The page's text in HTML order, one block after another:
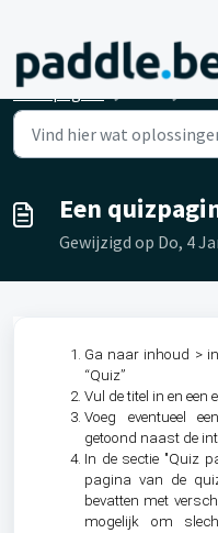
Doorgaan naar
Startpagina
Een
Gewijzigd op Do, 4
Ga naar inhoud >
“Quiz”
Vul de titel in en een
Voeg eventueel
getoond naast de
In de sectie "Quiz
pagina van de
bevatten met
mogelijk om